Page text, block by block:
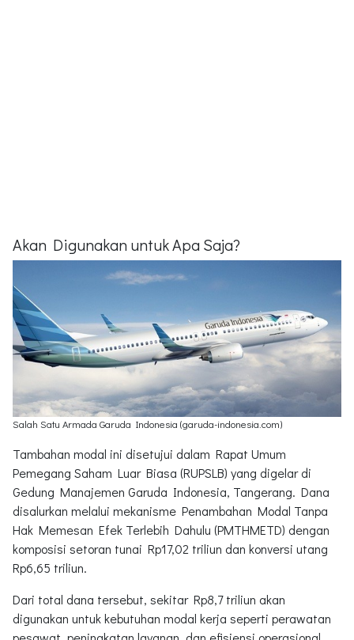
Akan Digunakan untuk Apa Saja?
Salah Satu Armada Garuda Indonesia (garuda-indonesia.com)
Tambahan modal ini disetujui dalam Rapat Umum
Pemegang Saham Luar Biasa (RUPSLB) yang digelar di
Gedung Manajemen Garuda Indonesia, Tangerang. Dana
disalurkan melalui mekanisme Penambahan Modal Tanpa
Hak Memesan Efek Terlebih Dahulu (PMTHMETD) dengan
komposisi setoran tunai Rp17,02 triliun dan konversi utang
Rp6,65 triliun.
Dari total dana tersebut, sekitar Rp8,7 triliun akan
digunakan untuk kebutuhan modal kerja seperti perawatan